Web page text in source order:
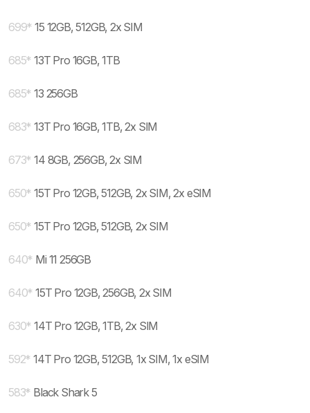
699* 15 12GB, 512GB, 2x SIM
685* 13T Pro 16GB, 1TB
685* 13 256GB
683* 13T Pro 16GB, 1TB, 2x SIM
673* 14 8GB, 256GB, 2x SIM
650* 15T Pro 12GB, 512GB, 2x SIM, 2x eSIM
650* 15T Pro 12GB, 512GB, 2x SIM
640* Mi 11 256GB
640* 15T Pro 12GB, 256GB, 2x SIM
630* 14T Pro 12GB, 1TB, 2x SIM
592* 14T Pro 12GB, 512GB, 1x SIM, 1x eSIM
583* Black Shark 5